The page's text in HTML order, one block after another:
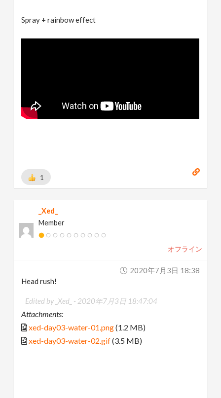
Spray + rainbow effect
1
_Xed_
Member
オフライン
2020年7月3日 18:38
Head rush!
Edited by _Xed_ - 2020年7月3日 18:47:04
Attachments:
xed-day03-water-01.png(1.2 MB)
xed-day03-water-02.gif(3.5 MB)